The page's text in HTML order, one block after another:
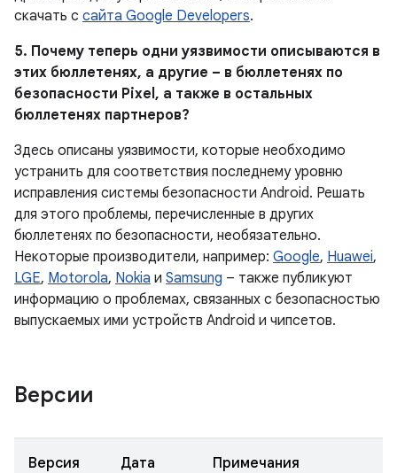
скачать с сайта Google Developers.
5. Почему теперь одни уязвимости описываются в
этих бюллетенях, а другие – в бюллетенях по
безопасности Pixel, а также в остальных
бюллетенях партнеров?
Здесь описаны уязвимости, которые необходимо
устранить для соответствия последнему уровню
исправления системы безопасности Android. Решать
для этого проблемы, перечисленные в других
бюллетенях по безопасности, необязательно.
Некоторые производители, например: Google, Huawei,
LGE, Motorola, Nokia и Samsung – также публикуют
информацию о проблемах, связанных с безопасностью
выпускаемых ими устройств Android и чипсетов.
Версии
Версия Дата Примечания